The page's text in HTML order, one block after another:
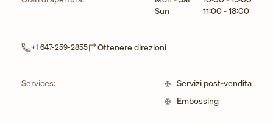
Sun
11:00-18:00
+1 647-259-2855 Ottenere direzioniLink Opens in New Tab
Services:
Servizi post-vendita
Embossing